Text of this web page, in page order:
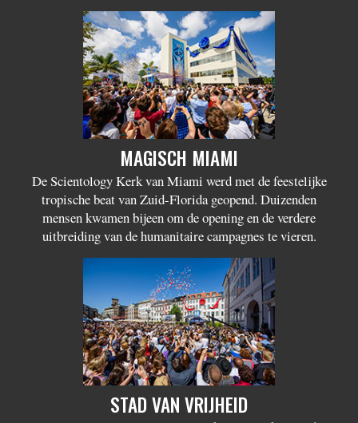
MAGISCH MIAMI
De Scientology Kerk van Miami werd met de feestelijke
tropische beat van Zuid-Florida geopend. Duizenden
mensen kwamen bijeen om de opening en de verdere
uitbreiding van de humanitaire campagnes te vieren.
STAD VAN VRIJHEID